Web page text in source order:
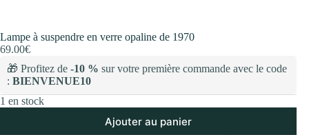
Lampe à suspendre en verre opaline de 1970
69.00€
🎁 Profitez de -10 % sur votre première commande avec le code
: BIENVENUE10
1 en stock
Ajouter au panier